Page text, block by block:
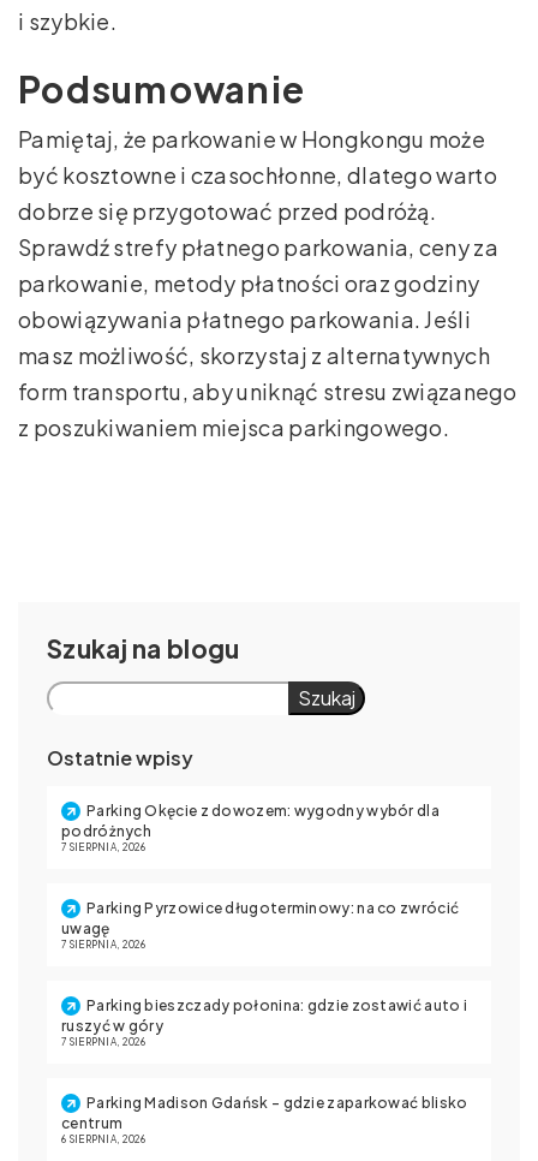
i szybkie.
Podsumowanie
Pamiętaj, że parkowanie w Hongkongu może
być kosztowne i czasochłonne, dlatego warto
dobrze się przygotować przed podróżą.
Sprawdź strefy płatnego parkowania, ceny za
parkowanie, metody płatności oraz godziny
obowiązywania płatnego parkowania. Jeśli
masz możliwość, skorzystaj z alternatywnych
form transportu, aby uniknąć stresu związanego
z poszukiwaniem miejsca parkingowego.
Szukaj
Szukaj
Ostatnie wpisy
Parking Okęcie z dowozem: wygodny wybór dla
podróżnych
7 SIERPNIA, 2026
Parking Pyrzowice długoterminowy: na co zwrócić
uwagę
7 SIERPNIA, 2026
Parking bieszczady połonina: gdzie zostawić auto i
ruszyć w góry
7 SIERPNIA, 2026
Parking Madison Gdańsk – gdzie zaparkować blisko
centrum
6 SIERPNIA, 2026